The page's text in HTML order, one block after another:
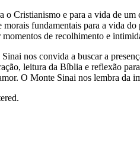
Cristianismo e para a vida de
morais fundamentais para a vida
momentos de recolhimento e
nos convida a buscar a
leitura da Bíblia e reflexão
O Monte Sinai nos lembra da